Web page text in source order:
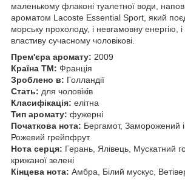
маленькому флаконі туалетної води,
ароматом Lacoste Essential Sport, який
морську прохолоду, і невгамовну енергію, і
властиву сучасному чоловікові.
Прем'єра аромату: 2009
Країна ТМ: Франція
Зроблено в: Голландії
Стать: для чоловіків
Класифікація: елітна
Тип аромату: фужерні
Початкова нота: Бергамот, Заморожений
Рожевий грейпфрут
Нота серця: Герань, Ялівець, Мускатний
крижаної зелені
Кінцева нота: Амбра, Білий мускус,